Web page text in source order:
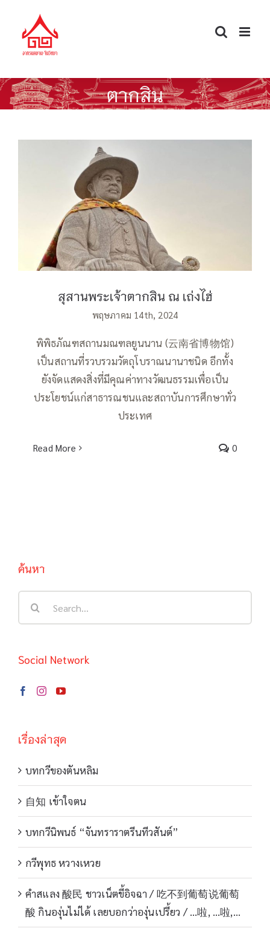
content
ตากสิน
สุสานพระเจ้าตากสิน ณ เถ่งไฮ่
สุสานพระเจ้าตากสิน ณ เถ่งไฮ่
พฤษภาคม 14th, 2024
พิพิธภัณฑสถานมณฑลยูนนาน (云南省博物馆)
เป็นสถานที่รวบรวมวัตถุโบราณนานาชนิด อีกทั้ง
ยังจัดแสดงสิ่งที่มีคุณค่าทางวัฒนธรรมเพื่อเป็น
ประโยชน์แก่สาธารณชนและสถาบันการศึกษาทั่ว
ประเทศ
Read More 0
ค้นหา
Social Network
เรื่องล่าสุด
บทกวีของตันหลิม
自知 เข้าใจตน
บทกวีนิพนธ์ “จันทราราตรีนทีวสันต์”
กวีพุทธ หวางเหวย
คำสแลง 酸民 ชาวเน็ตขี้อิจฉา / 吃不到葡萄说葡萄
酸 กินองุ่นไม่ได้ เลยบอกว่าองุ่นเปรี้ยว / …啦, …啦,…